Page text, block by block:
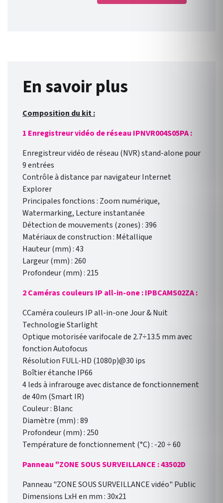
En savoir plus
Composition du kit :
1 Enregistreur vidéo de réseau IPNVR004S05PA :
Enregistreur vidéo de réseau (NVR) stand-alone pour
9 entrées
Contrôle à distance par navigateur Internet
Explorer
Principales fonctions : Zoom numérique,
Watermarking, Lecture instantanée
Détection de mouvements (zones) : 396
Matériaux de construction : Métallique
Hauteur (mm) : 43
Largeur (mm) : 260
Profondeur (mm) : 215
2 Caméras couleurs IP all-in-one : IPBCAMS02ZA:
CCaméra couleurs IP all-in-one Jour & Nuit
Technologie Starlight
Optique motorisée varifocale de 2.7÷13.5 mm avec
fonction Autofocus
Résolution FULL-HD (1080p)@30 ips
Boîtier étanche IP66
4 leds à infrarouge avec distance de fonctionnement
de 40m (Smart IR)
Couleur : Blanc
Diamètre (mm) : 89
Profondeur (mm) : 250
Température de fonctionnement (°C) : -20 ÷ 60
Panneau "ZONE SOUS SURVEILLANCE : 43502D
Panneau "ZONE SOUS SURVEILLANCE vidéo" Public
Dimensions LxH en mm : 30x21